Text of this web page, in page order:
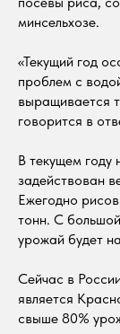
минсельхозе.
«Текущий год
проблем с
выращивается
говорится в
В текущем году
задействован
Ежегодно
тонн. С
урожай будет
Сейчас в
является
свыше 80%